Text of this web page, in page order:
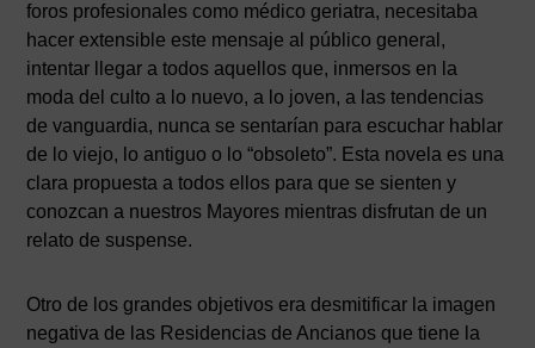
foros profesionales como médico geriatra, necesitaba
hacer extensible este mensaje al público general,
intentar llegar a todos aquellos que, inmersos en la
moda del culto a lo nuevo, a lo joven, a las tendencias
de vanguardia, nunca se sentarían para escuchar hablar
de lo viejo, lo antiguo o lo “obsoleto”. Esta novela es una
clara propuesta a todos ellos para que se sienten y
conozcan a nuestros Mayores mientras disfrutan de un
relato de suspense.
Otro de los grandes objetivos era desmitificar la imagen
negativa de las Residencias de Ancianos que tiene la